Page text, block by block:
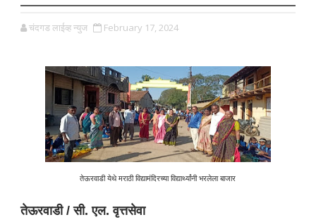
चंदगड लाईव्ह न्युज February 17, 2024
तेऊरवाडी येथे मराठी विद्यामंदिरच्या विद्यार्थ्यांनी भरलेला बाजार
तेऊरवाडी / सी. एल. वृत्तसेवा